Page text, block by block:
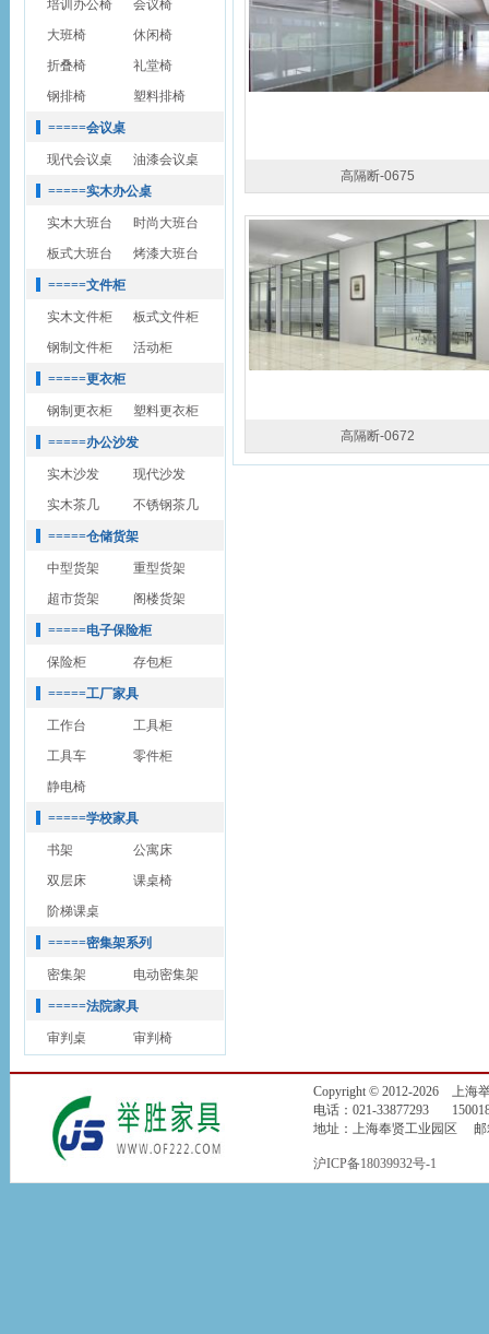
培训办公椅
会议椅
大班椅
休闲椅
折叠椅
礼堂椅
钢排椅
塑料排椅
=====会议桌
现代会议桌 油漆会议桌
=====实木办公桌
实木大班台
时尚大班台
板式大班台
烤漆大班台
=====文件柜
实木文件柜
板式文件柜
钢制文件柜
活动柜
=====更衣柜
钢制更衣柜 塑料更衣柜
=====办公沙发
实木沙发
现代沙发
实木茶几
不锈钢茶几
=====仓储货架
中型货架
重型货架
超市货架
阁楼货架
=====电子保险柜
保险柜 存包柜
=====工厂家具
工作台
工具柜
工具车
零件柜
静电椅
=====学校家具
书架
公寓床
双层床
课桌椅
阶梯课桌
=====密集架系列
密集架 电动密集架
=====法院家具
审判桌 审判椅
高隔断-0675
高隔断-0672
Copyright © 2012-2026 上海
电话：021-33877293
地址：上海奉贤工业园区 邮
沪ICP备18039932号-1